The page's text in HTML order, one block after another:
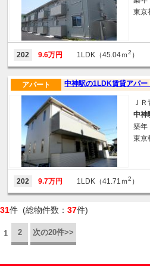
東京
202 9.6万円 1LDK（45.04ｍ2 ）
中神駅の1LDK賃貸アパー
アパート
Ｊ
中神
築年
東京
202 9.7万円 1LDK（41.71ｍ2 ）
31件 (総物件数： 37件)
1 2 次の20件>>